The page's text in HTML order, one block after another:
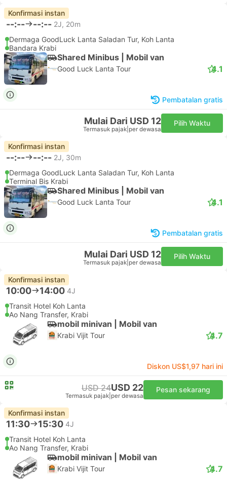
Konfirmasi instan
--:-- --:-- 2J, 20m
Dermaga GoodLuck Lanta Saladan Tur, Koh Lanta
Bandara Krabi
Shared Minibus | Mobil van
Good Luck Lanta Tour 4.1
Pembatalan gratis
Mulai Dari USD 12
Termasuk pajak per dewasa
Pilih Waktu
Konfirmasi instan
--:-- --:-- 2J, 30m
Dermaga GoodLuck Lanta Saladan Tur, Koh Lanta
Terminal Bis Krabi
Shared Minibus | Mobil van
Good Luck Lanta Tour 4.1
Pembatalan gratis
Mulai Dari USD 12
Termasuk pajak per dewasa
Pilih Waktu
Konfirmasi instan
10:00 14:00 4J
Transit Hotel Koh Lanta
Ao Nang Transfer, Krabi
mobil minivan | Mobil van
Krabi Vijit Tour 4.7
Diskon US$1,97 hari ini
USD 24USD 22
Termasuk pajak per dewasa
Pesan sekarang
Konfirmasi instan
11:30 15:30 4J
Transit Hotel Koh Lanta
Ao Nang Transfer, Krabi
mobil minivan | Mobil van
Krabi Vijit Tour 4.7